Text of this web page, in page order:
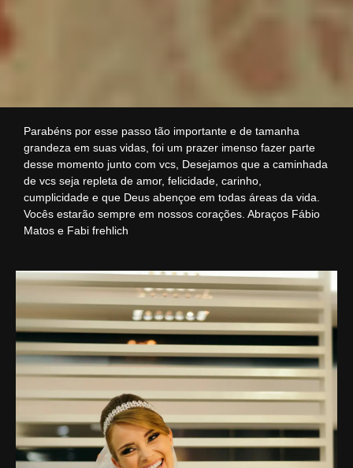
Parabéns por esse passo tão importante e de tamanha
grandeza em suas vidas, foi um prazer imenso fazer parte
desse momento junto com vcs, Desejamos que a caminhada
de vcs seja repleta de amor, felicidade, carinho,
cumplicidade e que Deus abençoe em todas áreas da vida.
Vocês estarão sempre em nossos corações. Abraços Fábio
Matos e Fabi frehlich